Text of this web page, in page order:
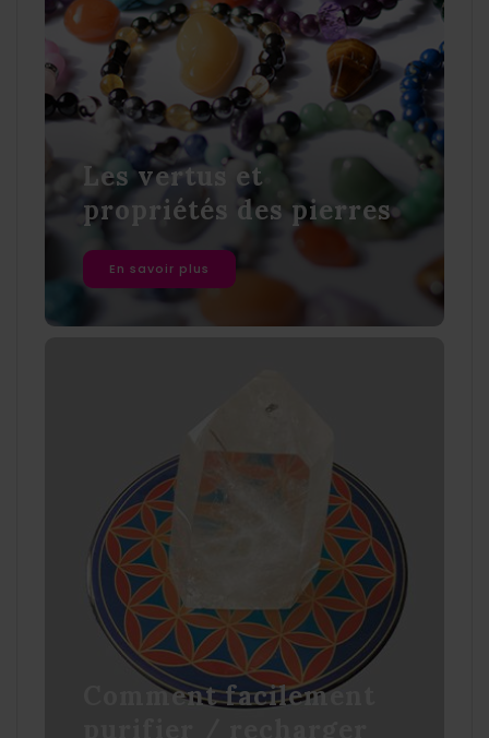
Les vertus et
propriétés des pierres
En savoir plus
Comment facilement